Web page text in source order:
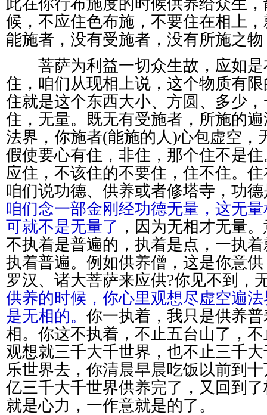
此在你行布施度的时候供养给众生
候，不应住色布施，不要住在相上
能施者，没有受施者，没有所施之
菩萨为利益一切众生故，应如是
住，咱们从现相上说，这个物质有
住就是这个东西大小、方圆、多少
住，无量。既无有受施者，所施的
法界，你施者(能施的人)心包虚空，
假使要心有住，非住，那个住不是
应住，不该住的不要住，住不住。
咱们说功德、供养或者修塔寺，功
咱们念一部金刚经功德无量，这无
可就不是无量了 ，因为无相才无量
不执着是普遍的，执着是点，一执
执着普遍。例如供养僧，这是你意
罗汉、诸大菩萨来应供?你见不到，
供养的时候，你心里观想尽虚空遍
是无相的。 你一执着，我只是供养
相。你这不执着，不止五台山了，
观想就三千大千世界，也不止三千
乐世界去，你清晨早晨吃饭以前到
亿三千大千世界供养完了，又回到
就是心力，一作意就是的了。